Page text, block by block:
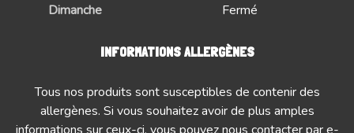
Dimanche
Fermé
INFORMATIONS ALLERGÈNES
Tous nos produits sont susceptibles de contenir des
allergènes. Si vous souhaitez avoir de plus amples